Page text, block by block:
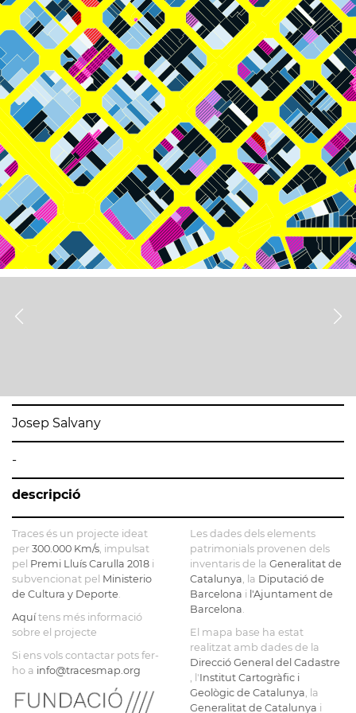
Josep Salvany
-
descripció
Traces és un projecte ideat
per 300.000 Km/s , impulsat
pel Premi Lluís Carulla 2018 i
subvencionat pel Ministerio
de Cultura y Deporte
Aquítens més informació
sobre el projecte
Si ens vols contactar pots fer-
ho a info@tracesmap.org
Les dades dels elements
patrimonials provenen dels
inventaris de la Generalitat de
Catalunya , la Diputació de
Barcelona i l'Ajuntament de
Barcelona
El mapa base ha estat
realitzat amb dades de la
Direcció General del Cadastre
, l'Institut Cartogràfic i
Geològic de Catalunya , la
Generalitat de Catalunya i